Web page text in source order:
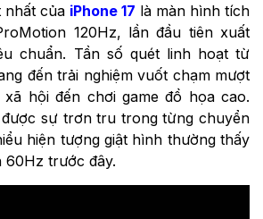
nhất của iPhone 17 là màn hình tích
120Hz, lần đầu tiên xuất
chuẩn. Tần số quét linh hoạt từ
đến trải nghiệm vuốt chạm mượt
hội đến chơi game đồ họa cao.
được sự trơn tru trong từng chuyển
hiện tượng giật hình thường thấy
60Hz trước đây.